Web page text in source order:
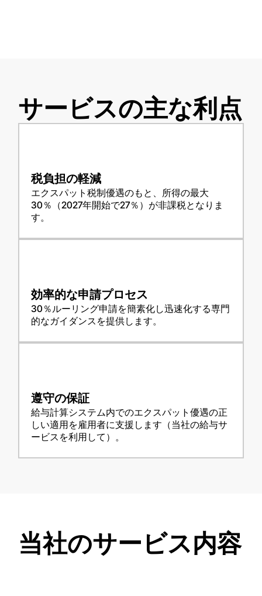
サービスの主な利点
税負担の軽減
エクスパット税制優遇のもと、所得の最大
30％（2027年開始で27％）が非課税となりま
す。
効率的な申請プロセス
30％ルーリング申請を簡素化し迅速化する専門
的なガイダンスを提供します。
遵守の保証
給与計算システム内でのエクスパット優遇の正
しい適用を雇用者に支援します（当社の給与サ
ービスを利用して）。
当社のサービス内容